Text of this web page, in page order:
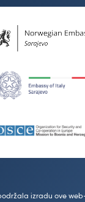
izradu ove